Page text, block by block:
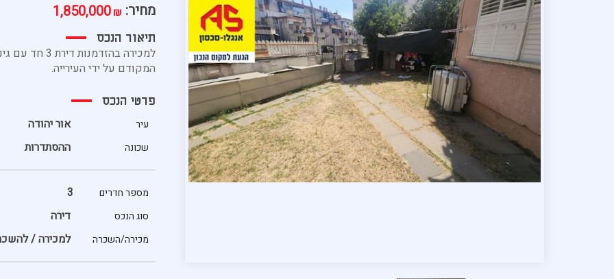
מחיר: 1,850,000₪
תיאור הנכס
למכירה
המקודם על ידי העירייה.
פרטי הנכס
עיר אור יהודה
שכונה ההסתדרות
מספר חדרים 3
סוג הנכס דירה
מכירה/השכרה למכירה /